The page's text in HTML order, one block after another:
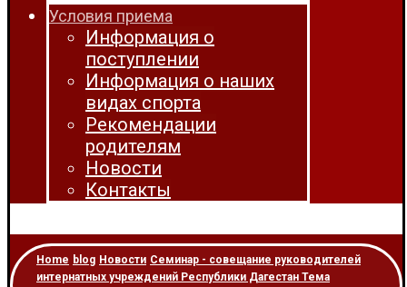
Условия приема
Информация о
поступлении
Информация о наших
видах спорта
Рекомендации
родителям
Новости
Контакты
Home blog Новости Семинар - совещание руководителей
интернатных учреждений Республики Дагестан Тема